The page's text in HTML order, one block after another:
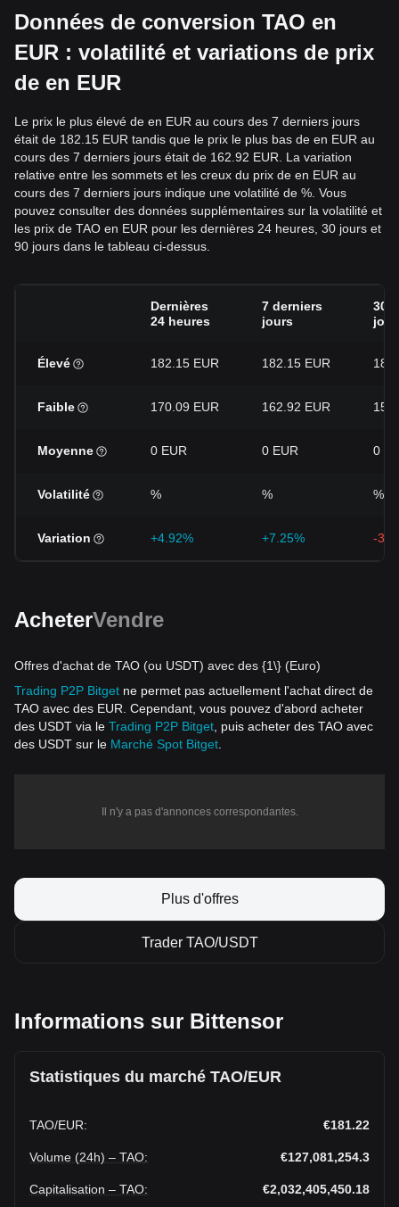
Données de conversion TAO en
EUR : volatilité et variations de prix
de en EUR
Le prix le plus élevé de en EUR au cours des 7 derniers jours
était de 182.15 EUR tandis que le prix le plus bas de en EUR au
cours des 7 derniers jours était de 162.92 EUR. La variation
relative entre les sommets et les creux du prix de en EUR au
cours des 7 derniers jours indique une volatilité de %. Vous
pouvez consulter des données supplémentaires sur la volatilité et
les prix de TAO en EUR pour les dernières 24 heures, 30 jours et
90 jours dans le tableau ci-dessus.
Dernières
24 heures
7 derniers
jours
30
Élevé 182.15 EUR 182.15 EUR
Faible 170.09 EUR 162.92 EUR
Moyenne 0 EUR 0 EUR 0
Volatilité % % %
Variation +4.92% +7.25% -
AcheterVendre
Offres d'achat de TAO (ou USDT) avec des {1\} (Euro)
Trading P2P Bitget ne permet pas actuellement l'achat direct de
TAO avec des EUR. Cependant, vous pouvez d'abord acheter
des USDT via le Trading P2P Bitget , puis acheter des TAO avec
des USDT sur le Marché Spot Bitget
Il n'y a pas d'annonces correspondantes.
Plus d'offres
Trader TAO/USDT
Informations sur Bittensor
Statistiques du marché TAO/EUR
TAO/EUR: €181.22
Volume (24h) – TAO: €127,081,254.3
Capitalisation – TAO: €2,032,405,450.18